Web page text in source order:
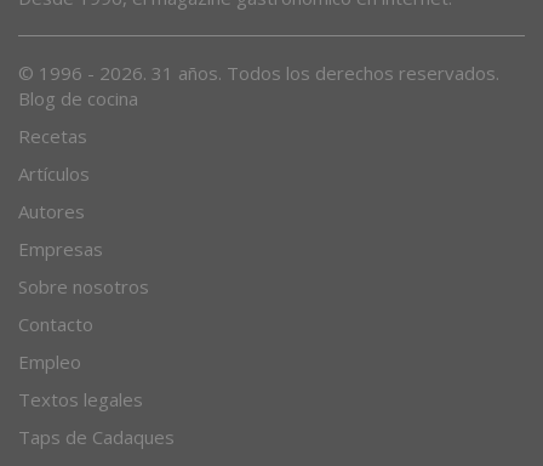
Blog de cocina
Recetas
Artículos
Autores
Empresas
Sobre nosotros
Contacto
Empleo
Textos legales